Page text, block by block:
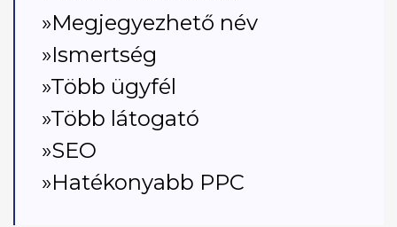
»Megjegyezhető név
»Ismertség
»Több ügyfél
»Több látogató
»SEO
»Hatékonyabb PPC